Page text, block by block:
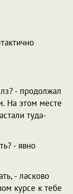
- продолжал
На этом месте
туда-
- явно
- ласково
курсе к тебе